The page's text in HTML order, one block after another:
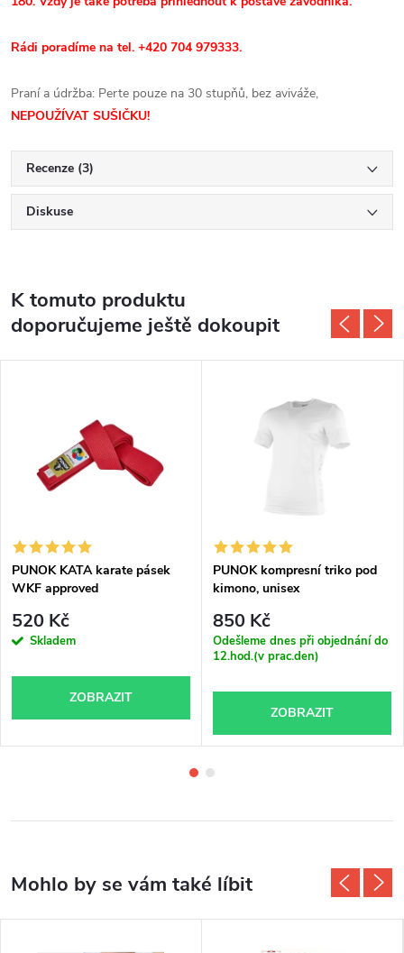
Rádi poradíme na tel. +420 704 979333.
Praní a údržba: Perte pouze na 30 stupňů, bez aviváže,
NEPOUŽÍVAT SUŠIČKU!
Recenze (3)
Diskuse
K tomuto produktu
doporučujeme ještě dokoupit
PUNOK KATA karate pásek
WKF approved
520 Kč
Skladem
ZOBRAZIT
PUNOK kompresní triko pod
kimono, unisex
850 Kč
Odešleme dnes při objednání do
12.hod.(v prac.den)
ZOBRAZIT